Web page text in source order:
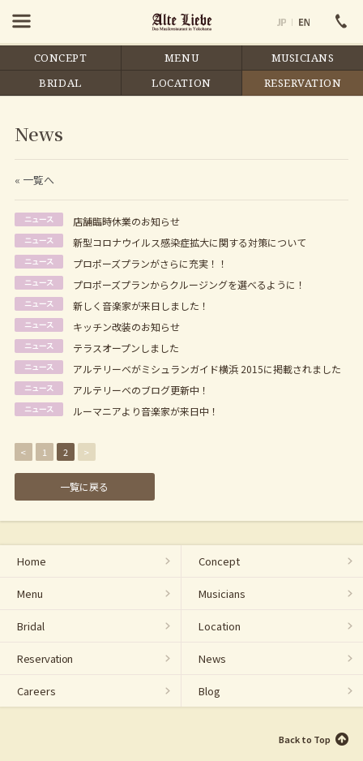
CONCEPT MENU
MUSICIANS
BRIDAL
LOCATION RESERVATION
News
« 一覧へ
店舗臨時休業のお知らせ
新型コロナウイルス感染症拡大に関する対策について
プロポーズプランがさらに充実！！
プロポーズプランからクルージングを選べるように！
新しく音楽家が来日しました！
キッチン改装のお知らせ
テラスオープンしました
アルテリーベがミシュランガイド横浜 2015に掲載されました
アルテリーベのブログ更新中！
ルーマニアより音楽家が来日中！
< 1 2 >
一覧に戻る
Home Concept
Menu Musicians
Bridal Location
Reservation News
Careers Blog
Back to Top